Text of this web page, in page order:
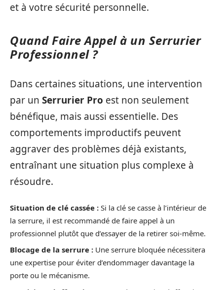
et à votre sécurité personnelle.
Quand Faire Appel à un Serrurier
Professionnel ?
Dans certaines situations, une intervention
par un Serrurier Pro est non seulement
bénéfique, mais aussi essentielle. Des
comportements improductifs peuvent
aggraver des problèmes déjà existants,
entraînant une situation plus complexe à
résoudre.
Situation de clé cassée : Si la clé se casse à l’intérieur de
la serrure, il est recommandé de faire appel à un
professionnel plutôt que d’essayer de la retirer soi-même.
Blocage de la serrure : Une serrure bloquée nécessitera
une expertise pour éviter d’endommager davantage la
porte ou le mécanisme.